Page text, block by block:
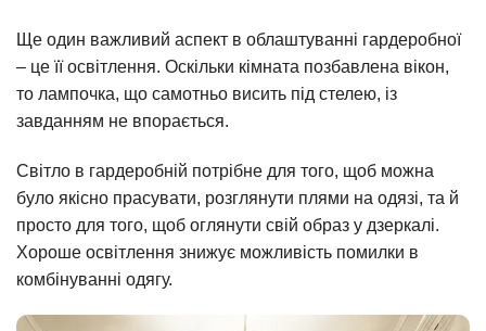
Ще один важливий аспект в облаштуванні гардеробної
– це її освітлення. Оскільки кімната позбавлена вікон,
то лампочка, що самотньо висить під стелею, із
завданням не впорається.
Світло в гардеробній потрібне для того, щоб можна
було якісно прасувати, розглянути плями на одязі, та й
просто для того, щоб оглянути свій образ у дзеркалі.
Хороше освітлення знижує можливість помилки в
комбінуванні одягу.